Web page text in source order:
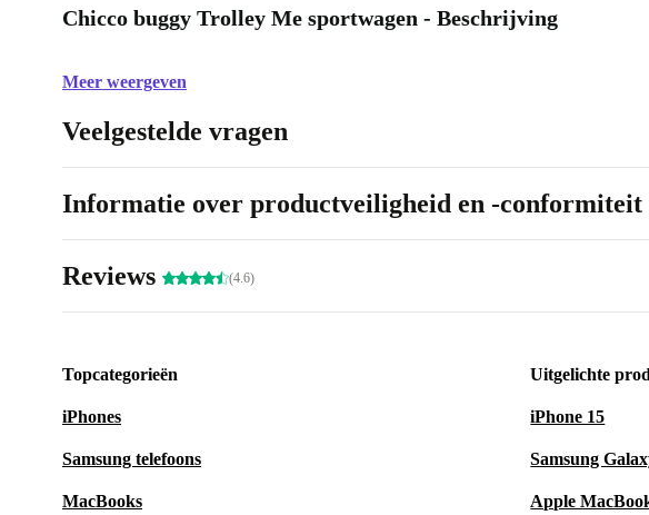
Chicco buggy Trolley Me sportwagen - Beschrijving
Meer weergeven
Veelgestelde vragen
Informatie over productveiligheid en -conformiteit
Reviews (4.6)
Topcategorieën
iPhones
Samsung telefoons
MacBooks
Uitgelichte
iPhone 15
Samsung
Apple